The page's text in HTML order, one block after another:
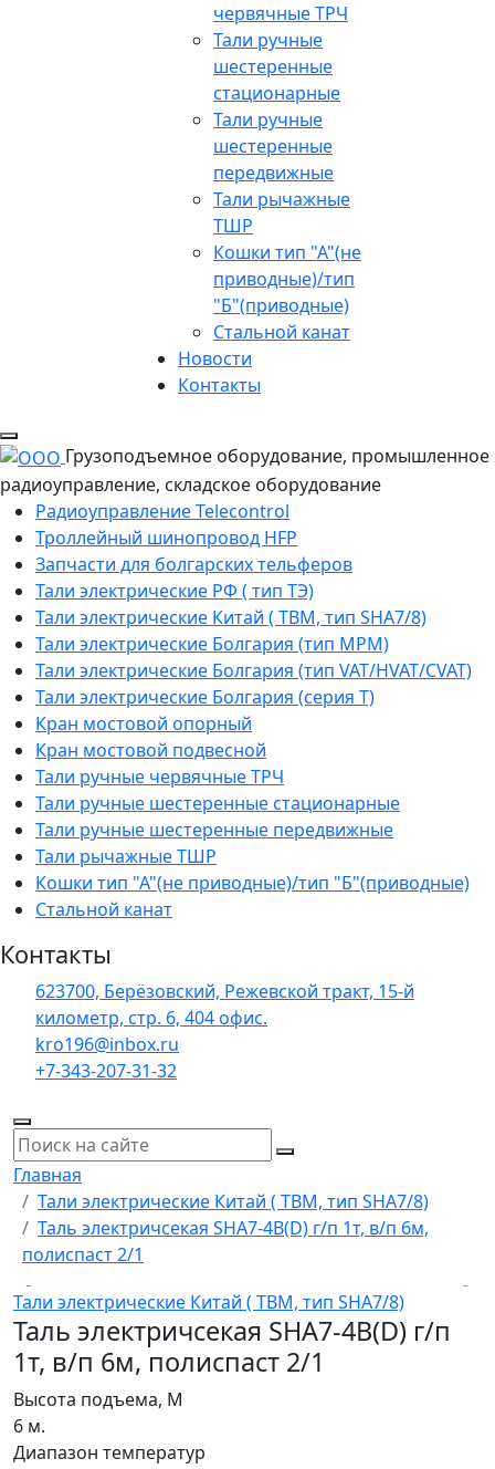
червячные ТРЧ
Тали ручные
шестеренные
стационарные
Тали ручные
шестеренные
передвижные
Тали рычажные
ТШР
Кошки тип "А"(не
приводные)/тип
"Б"(приводные)
Стальной канат
Новости
Контакты
Грузоподъемное оборудование, промышленное
радиоуправление, складское оборудование
Радиоуправление Telecontrol
Троллейный шинопровод HFP
Запчасти для болгарских тельферов
Тали электрические РФ ( тип ТЭ)
Тали электрические Китай ( TBM, тип SHA7/8)
Тали электрические Болгария (тип МРМ)
Тали электрические Болгария (тип VAT/HVAT/CVAT)
Тали электрические Болгария (серия Т)
Кран мостовой опорный
Кран мостовой подвесной
Тали ручные червячные ТРЧ
Тали ручные шестеренные стационарные
Тали ручные шестеренные передвижные
Тали рычажные ТШР
Кошки тип "А"(не приводные)/тип "Б"(приводные)
Стальной канат
Контакты
623700, Берёзовский, Режевской тракт, 15-й
километр, стр. 6, 404 офис.
kro196@inbox.ru
+7-343-207-31-32
Главная
Тали электрические Китай ( TBM, тип SHA7/8)
Таль электричсекая SHA7-4B(D) г/п 1т, в/п 6м,
полиспаст 2/1
Тали электрические Китай ( TBM, тип SHA7/8)
Таль электричсекая SHA7-4B(D) г/п
1т, в/п 6м, полиспаст 2/1
Высота подъема, М
6 м.
Диапазон температур